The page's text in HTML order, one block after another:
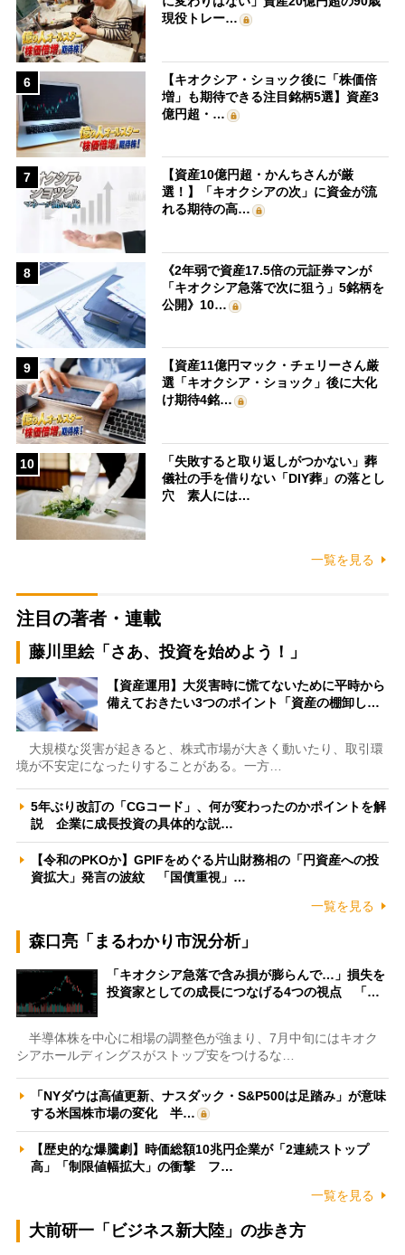
現役トレー…
6
【キオクシア・ショック後に「株価倍
増」も期待できる注目銘柄5選】資産3
億円超・…
7
【資産10億円超・かんちさんが厳
選！】「キオクシアの次」に資金が流
れる期待の高…
8
《2年弱で資産17.5倍の元証券マンが
「キオクシア急落で次に狙う」5銘柄を
公開》10…
9
【資産11億円マック・チェリーさん厳
選「キオクシア・ショック」後に大化
け期待4銘…
10
「失敗すると取り返しがつかない」葬
儀社の手を借りない「DIY葬」の落とし
穴 素人には…
一覧を見る
注目の著者・連載
藤川里絵「さあ、投資を始めよう！」
【資産運用】大災害時に慌てないために平時から
備えておきたい3つのポイント「資産の棚卸し…
大規模な災害が起きると、株式市場が大きく動いたり、取引環
境が不安定になったりすることがある。一方…
5年ぶり改訂の「CGコード」、何が変わったのかポイントを解
説 企業に成長投資の具体的な説…
【令和のPKOか】GPIFをめぐる片山財務相の「円資産への投
資拡大」発言の波紋 「国債重視」…
一覧を見る
森口亮「まるわかり市況分析」
「キオクシア急落で含み損が膨らんで…」損失を
投資家としての成長につなげる4つの視点 「…
半導体株を中心に相場の調整色が強まり、7月中旬にはキオク
シアホールディングスがストップ安をつけるな…
「NYダウは高値更新、ナスダック・S&P500は足踏み」が意味
する米国株市場の変化 半…
【歴史的な爆騰劇】時価総額10兆円企業が「2連続ストップ
高」「制限値幅拡大」の衝撃 フ…
一覧を見る
大前研一「ビジネス新大陸」の歩き方